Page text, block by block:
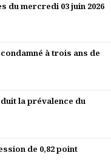
du mercredi 03 juin 2026
à trois ans de
la prévalence du
de 0,82 point